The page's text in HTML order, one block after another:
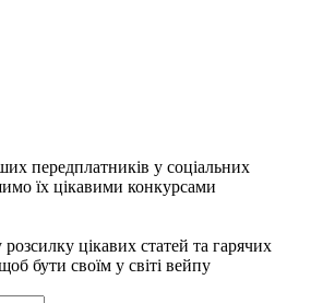
передплатників у соціальних
їх цікавими конкурсами
цікавих статей та гарячих
бути своїм у світі вейпу